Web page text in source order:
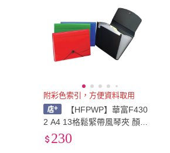
附彩色索引，方便資料取用
【HFPWP】華富F430
2 A4 13格鬆緊帶風琴夾 顏色
隨機-(學校 辦公 學生 文具)
230